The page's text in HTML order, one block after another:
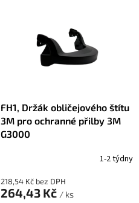
FH1, Držák obličejového štítu
3M pro ochranné přilby 3M
G3000
1-2 týdny
218,54 Kč bez DPH
264,43 Kč / ks